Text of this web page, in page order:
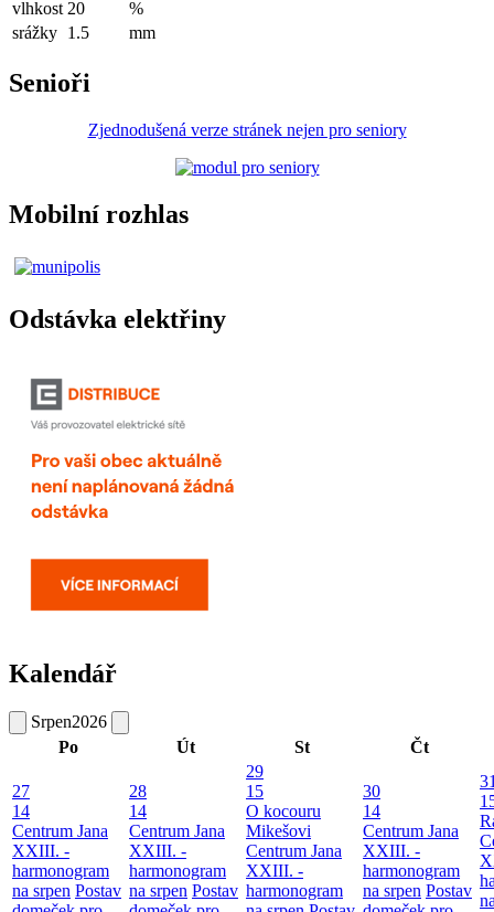
vlhkost 20
%
srážky 1.5 mm
Senioři
Zjednodušená verze stránek nejen pro seniory
Mobilní rozhlas
Odstávka elektřiny
Kalendář
Srpen2026
Po
Út St Čt
27
14
Centrum Jana
XXIII. -
harmonogram
na srpen Postav
28
14
Centrum Jana
XXIII. -
harmonogram
na srpen Postav
29
15
O kocouru
Mikešovi
Centrum Jana
XXIII. -
harmonogram
30
14
Centrum Jana
XXIII. -
harmonogram
na srpen Postav